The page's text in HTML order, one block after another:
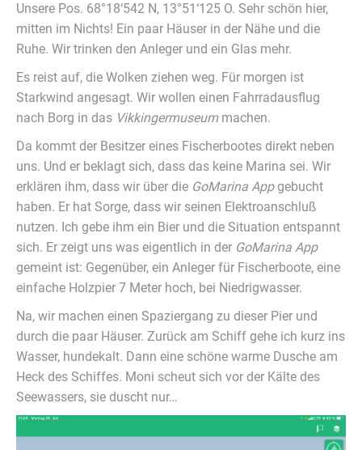
Unsere Pos. 68°18‘542 N, 13°51‘125 O. Sehr schön hier,
mitten im Nichts! Ein paar Häuser in der Nähe und die
Ruhe. Wir trinken den Anleger und ein Glas mehr.
Es reist auf, die Wolken ziehen weg. Für morgen ist
Starkwind angesagt. Wir wollen einen Fahrradausflug
nach Borg in das Vikkingermuseummachen.
Da kommt der Besitzer eines Fischerbootes direkt neben
uns. Und er beklagt sich, dass das keine Marina sei. Wir
erklären ihm, dass wir über die GoMarina Appgebucht
haben. Er hat Sorge, dass wir seinen Elektroanschluß
nutzen. Ich gebe ihm ein Bier und die Situation entspannt
sich. Er zeigt uns was eigentlich in der GoMarina App
gemeint ist: Gegenüber, ein Anleger für Fischerboote, eine
einfache Holzpier 7 Meter hoch, bei Niedrigwasser.
Na, wir machen einen Spaziergang zu dieser Pier und
durch die paar Häuser. Zurück am Schiff gehe ich kurz ins
Wasser, hundekalt. Dann eine schöne warme Dusche am
Heck des Schiffes. Moni scheut sich vor der Kälte des
Seewassers, sie duscht nur…